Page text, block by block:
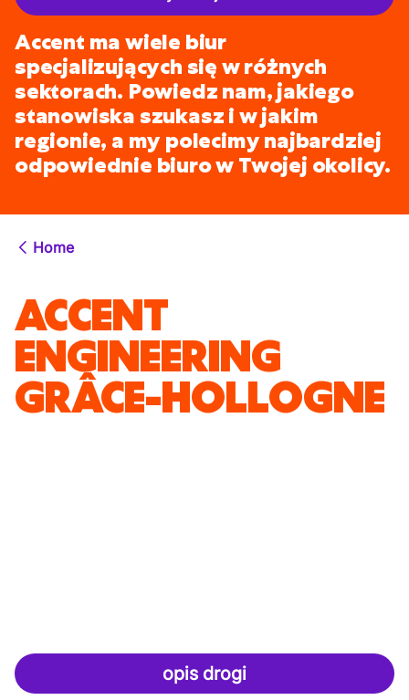
Accent ma wiele biur
specjalizujących się w różnych
sektorach. Powiedz nam, jakiego
stanowiska szukasz i w jakim
regionie, a my polecimy najbardziej
odpowiednie biuro w Twojej okolicy.
Home
ACCENT
ENGINEERING
GRÂCE-HOLLOGNE
opis drogi